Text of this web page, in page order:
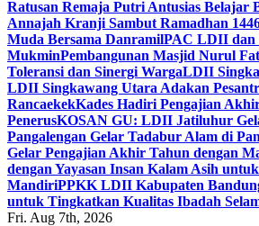
Ratusan Remaja Putri Antusias Belajar
Annajah Kranji Sambut Ramadhan
Muda Bersama DanramilPAC LDII dan
MukminPembangunan Masjid Nurul
Toleransi dan Sinergi WargaLDII
LDII Singkawang Utara Adakan
RancaekekKades Hadiri Pengajian
PenerusKOSAN GU: LDII Jatiluhur
Pangalengan Gelar Tadabur Alam di
Gelar Pengajian Akhir Tahun dengan
dengan Yayasan Insan Kalam Asih
MandiriPPKK LDII Kabupaten
untuk Tingkatkan Kualitas Ibadah
Fri. Aug 7th, 2026